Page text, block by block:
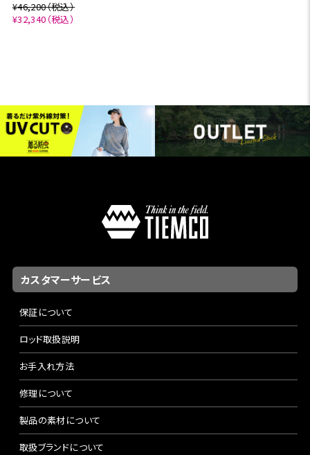
¥46,200（税込）
¥32,340（税込）
カスタマーサービス
保証について
ロッド取扱説明
お手入れ方法
修理について
製品の素材について
取扱ブランドについて